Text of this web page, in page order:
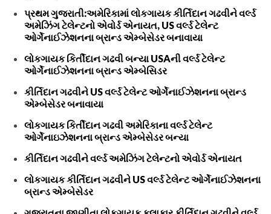
પ્રથમ ગુજરાતી:અમેરિકામાં લોકગાયક કીર્તિદાન ગઢવીને વર્લ્ડ
અમેઝિંગ ટેલેન્ટનો એવોર્ડ એનાયત, US વર્લ્ડ ટેલેન્ટ
ઓર્ગેનાઈઝેશનના બ્રાન્ડ એમ્બેસેડર બનાવાયા
લોકગાયક કિર્તીદાન ગઢવી બન્યા USAની વર્લ્ડ ટેલેન્ટ
ઓર્ગેનાઈઝેશનના બ્રાન્ડ એમ્બેસિડર
કીર્તિદાન ગઢવીને US વર્લ્ડ ટેલેન્ટ ઓર્ગેનાઈઝેશનના બ્રાન્ડ
એમ્બેસેડર બનાવાયા
લોકગાયક કિર્તીદાન ગઢવી અમેરિકાના વર્લ્ડ ટેલેન્ટ
ઓર્ગેનાઇઝેશનના બ્રાન્ડ એમ્બેસેડર બન્યા
કીર્તિદાન ગઢવીને વર્લ્ડ અમેઝિંગ ટેલેન્ટનો એવોર્ડ એનાયત
લોકગાયક કીર્તિદાન ગઢવીને US વર્લ્ડ ટેલેન્ટ ઓર્ગેનાઈઝેશનના
બ્રાન્ડ એમ્બેસેડર